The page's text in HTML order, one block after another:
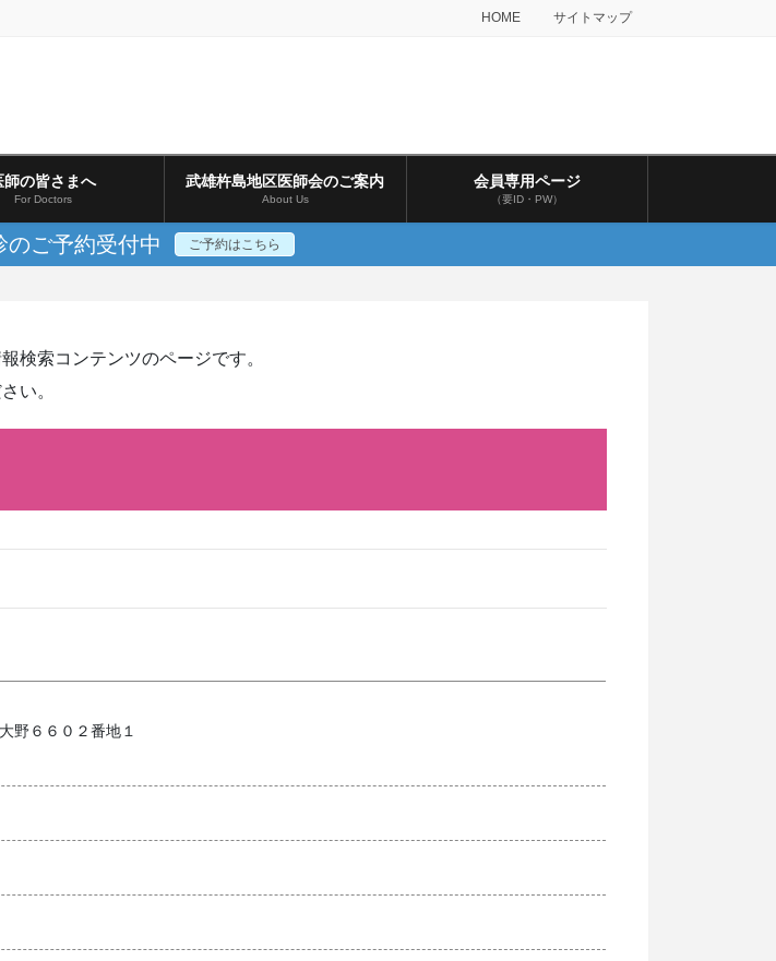
HOME サイトマップ
師の皆さまへ
For Doctors
武雄杵島地区医師会のご案内
About Us
会員専用ページ
（要ID・PW）
ご予約受付中 ご予約はこちら
検索コンテンツのページです。
い。
野６６０２番地１